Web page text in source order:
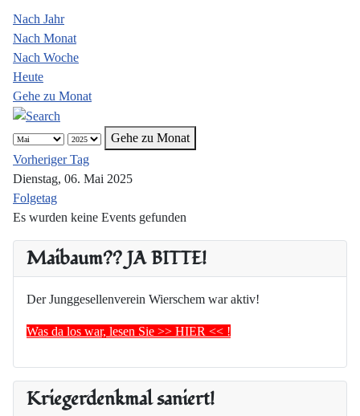
Maibaum?? JA BITTE!
Der Junggesellenverein Wierschem war aktiv!
Was da los war, lesen Sie >> HIER << !
Kriegerdenkmal saniert!
Nach Jahr
Nach Monat
Nach Woche
Heute
Gehe zu Monat
Gehe zu Monat
Vorheriger Tag
Dienstag, 06. Mai 2025
Folgetag
Es wurden keine Events gefunden